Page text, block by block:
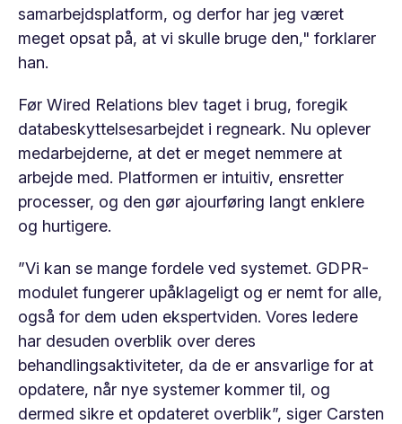
samarbejdsplatform, og derfor har jeg været
meget opsat på, at vi skulle bruge den," forklarer
han.
Før Wired Relations blev taget i brug, foregik
databeskyttelsesarbejdet i regneark. Nu oplever
medarbejderne, at det er meget nemmere at
arbejde med. Platformen er intuitiv, ensretter
processer, og den gør ajourføring langt enklere
og hurtigere.
”Vi kan se mange fordele ved systemet. GDPR-
modulet fungerer upåklageligt og er nemt for alle,
også for dem uden ekspertviden. Vores ledere
har desuden overblik over deres
behandlingsaktiviteter, da de er ansvarlige for at
opdatere, når nye systemer kommer til, og
dermed sikre et opdateret overblik”, siger Carsten